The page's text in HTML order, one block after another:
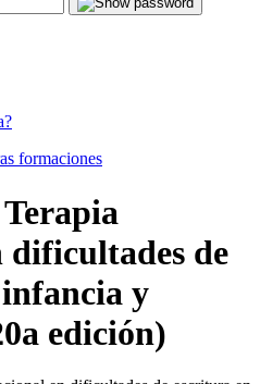
formaciones
dificultades de
y
edición)